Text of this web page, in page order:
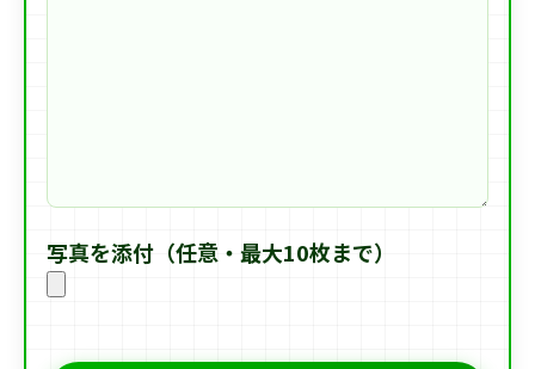
写真を添付（任意・最大10枚まで）